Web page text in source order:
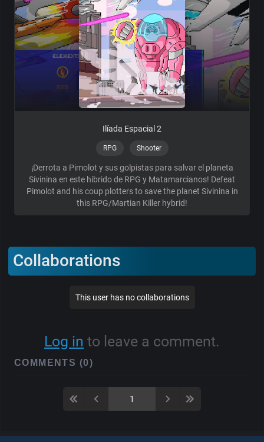
Ilíada Espacial 2
RPG Shooter
¡Derrota a Pimolot y sus golpistas para salvar el planeta
Sivinina en este híbrido de RPG y Matamarcianos! Defeat
Pimolot and his coup plotters to save the planet Sivinina in
this RPG/Martian Killer hybrid!
Collaborations
This user has no collaborations
Log in to leave a comment.
COMMENTS (0)